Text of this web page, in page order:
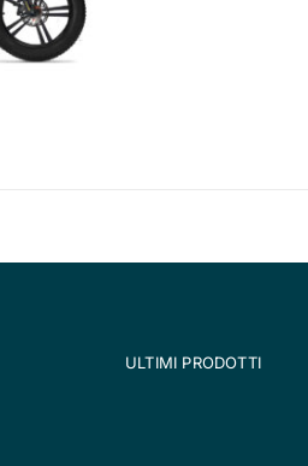
ULTIMI PRODOTTI